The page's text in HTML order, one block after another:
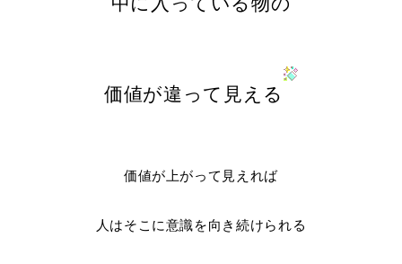
価値が違って見える
価値が上がって見えれば
人はそこに意識を向き続けられる